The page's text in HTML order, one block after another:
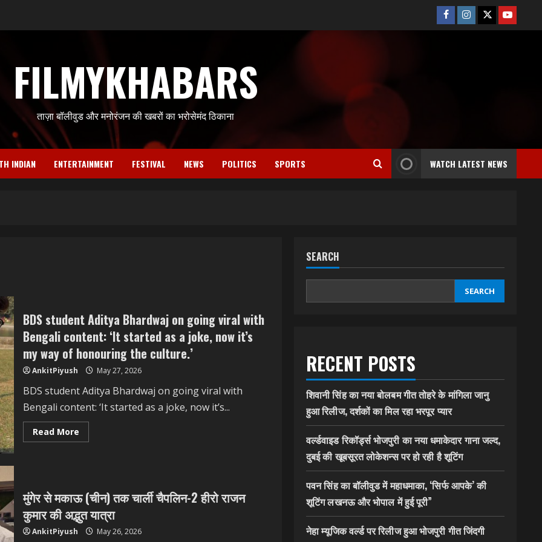
Facebook
Instagram
TwitterYoutube
FILMYKHABARS
ताज़ा बॉलीवुड और मनोरंजन की खबरों का भरोसेमंद ठिकाना
INDIAN ENTERTAINMENT FESTIVAL NEWS POLITICS SPORTS WATCH LATEST NEWS
BDS student Aditya Bhardwaj on going viral with
Bengali content: ‘It started as a joke, now it’s
my way of honouring the culture.’
AnkitPiyush May 27, 2026
BDS student Aditya Bhardwaj on going viral with
Bengali content: ‘It started as a joke, now it’s...
Read MoreRead
more
on
going
viral
with
Bengali
content:
मुंगेर से मकाऊ (चीन) तक चार्ली चैपलिन-2 हीरो राजन
कुमार की अद्भुत यात्रा
AnkitPiyush May 26, 2026
SEARCH
SEARCH
RECENT POSTS
शिवानी सिंह का नया बोलबम गीत तोहरे के मांगिला जानु
हुआ रिलीज, दर्शकों का मिल रहा भरपूर प्यार
वर्ल्डवाइड रिकॉर्ड्स भोजपुरी का नया धमाकेदार गाना जल्द,
दुबई की खूबसूरत लोकेशन्स पर हो रही है शूटिंग
पवन सिंह का बॉलीवुड में महाधमाका, ‘सिर्फ आपके’ की
शूटिंग लखनऊ और भोपाल में हुई पूरी”
नेहा म्यूजिक वर्ल्ड पर रिलीज हुआ भोजपुरी गीत जिंदगी